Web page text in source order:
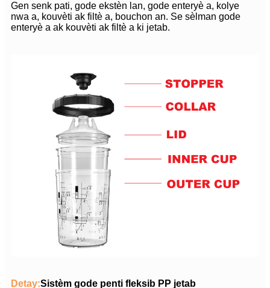
Gen senk pati, gode ekstèn lan, gode enteryè a, kolye
nwa a, kouvèti ak filtè a, bouchon an. Se sèlman gode
enteryè a ak kouvèti ak filtè a ki jetab.
Detay:Sistèm gode penti fleksib PP jetab